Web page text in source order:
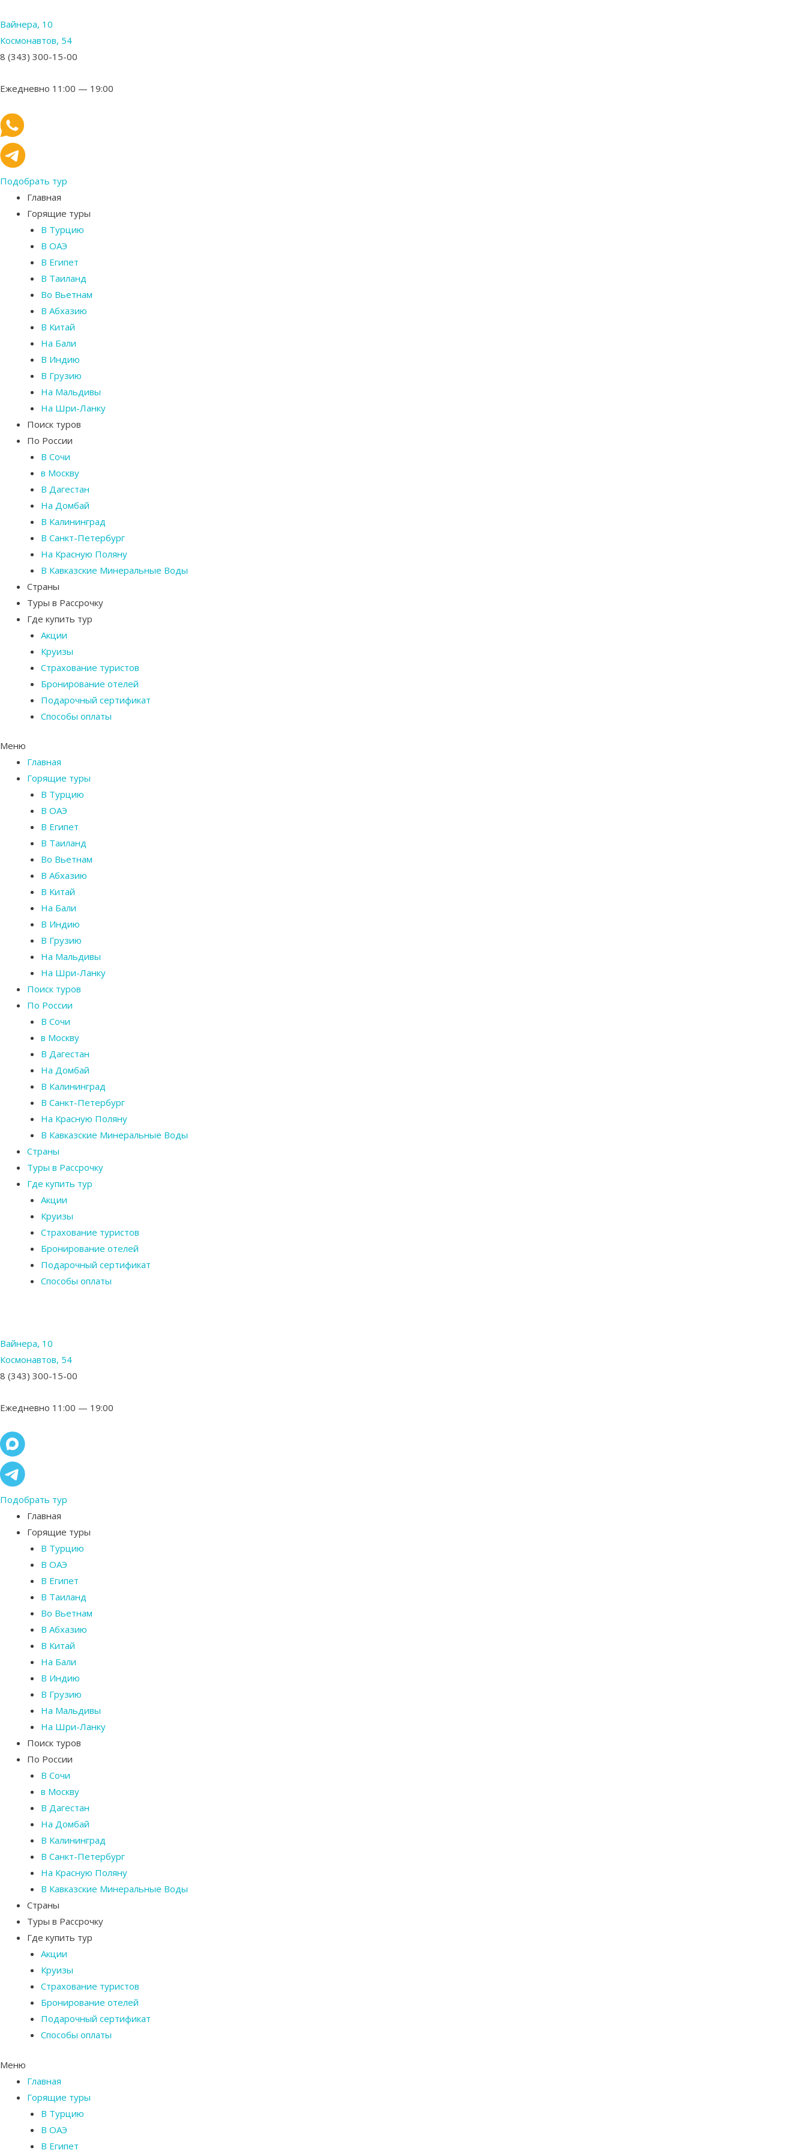
Вайнера, 10
Космонавтов, 54
8 (343) 300-15-00
Ежедневно 11:00 — 19:00
Подобрать тур
Главная
Горящие туры
В Турцию
В ОАЭ
В Египет
В Таиланд
Во Вьетнам
В Абхазию
В Китай
На Бали
В Индию
В Грузию
На Мальдивы
На Шри-Ланку
Поиск туров
По России
В Сочи
в Москву
В Дагестан
На Домбай
В Калининград
В Санкт-Петербург
На Красную Поляну
В Кавказские Минеральные Воды
Страны
Туры в Рассрочку
Где купить тур
Акции
Круизы
Страхование туристов
Бронирование отелей
Подарочный сертификат
Способы оплаты
Меню
Главная
Горящие туры
В Турцию
В ОАЭ
В Египет
В Таиланд
Во Вьетнам
В Абхазию
В Китай
На Бали
В Индию
В Грузию
На Мальдивы
На Шри-Ланку
Поиск туров
По России
В Сочи
в Москву
В Дагестан
На Домбай
В Калининград
В Санкт-Петербург
На Красную Поляну
В Кавказские Минеральные Воды
Страны
Туры в Рассрочку
Где купить тур
Акции
Круизы
Страхование туристов
Бронирование отелей
Подарочный сертификат
Способы оплаты
Вайнера, 10
Космонавтов, 54
8 (343) 300-15-00
Ежедневно 11:00 — 19:00
Подобрать тур
Главная
Горящие туры
В Турцию
В ОАЭ
В Египет
В Таиланд
Во Вьетнам
В Абхазию
В Китай
На Бали
В Индию
В Грузию
На Мальдивы
На Шри-Ланку
Поиск туров
По России
В Сочи
в Москву
В Дагестан
На Домбай
В Калининград
В Санкт-Петербург
На Красную Поляну
В Кавказские Минеральные Воды
Страны
Туры в Рассрочку
Где купить тур
Акции
Круизы
Страхование туристов
Бронирование отелей
Подарочный сертификат
Способы оплаты
Меню
Главная
Горящие туры
В Турцию
В ОАЭ
В Египет